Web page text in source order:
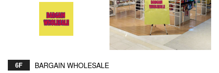
6F BARGAIN WHOLESALE